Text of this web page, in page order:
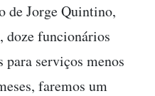
de Jorge Quintino,
doze funcionários
serviços menos
faremos um